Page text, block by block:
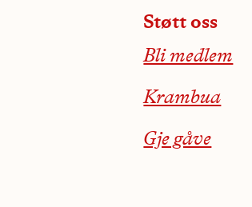
Støtt oss
Bli medlem
Krambua
Gje gåve